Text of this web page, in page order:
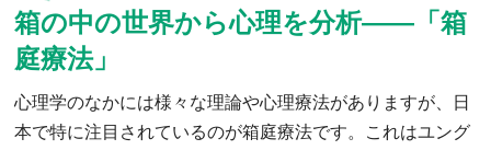
箱の中の世界から心理を分析——「箱
庭療法」
心理学のなかには様々な理論や心理療法がありますが、日
本で特に注目されているのが箱庭療法です。これはユング